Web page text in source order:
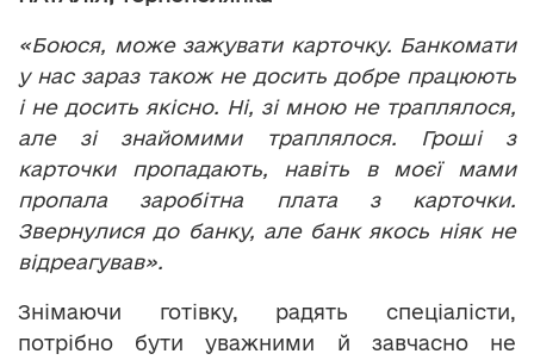
«Боюся, може зажувати карточку. Банкомати
у нас зараз також не досить добре працюють
і не досить якісно. Ні, зі мною не траплялося,
але зі знайомими траплялося. Гроші з
карточки пропадають, навіть в моєї мами
пропала заробітна плата з карточки.
Звернулися до банку, але банк якось ніяк не
відреагував».
Знімаючи готівку, радять спеціалісти,
потрібно бути уважними й завчасно не